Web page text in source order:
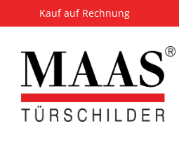
Kauf auf Rechnung